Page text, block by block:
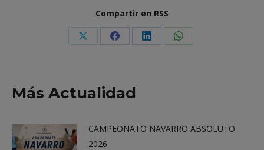
Compartir en RSS
Share Share Share Share
Más Actualidad
CAMPEONATO NAVARRO ABSOLUTO
2026